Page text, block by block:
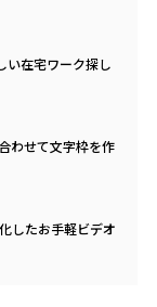
在宅ワーク探し
わせて文字枠を作
したお手軽ビデオ